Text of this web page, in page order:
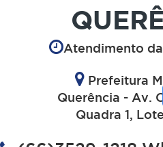
Atendimento
Prefeitura
Querência - Av.
Quadra 1,